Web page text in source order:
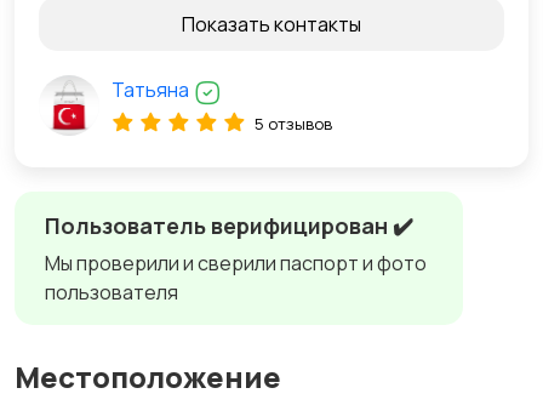
Пользователь верифицирован ✔️
Мы проверили и сверили паспорт и фото
пользователя
Местоположение
Показать контакты
Татьяна
5 отзывов